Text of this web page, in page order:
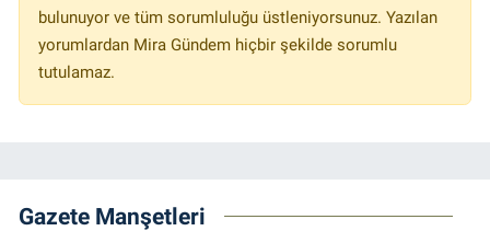
bulunuyor ve tüm sorumluluğu üstleniyorsunuz. Yazılan
yorumlardan Mira Gündem hiçbir şekilde sorumlu
tutulamaz.
Gazete Manşetleri